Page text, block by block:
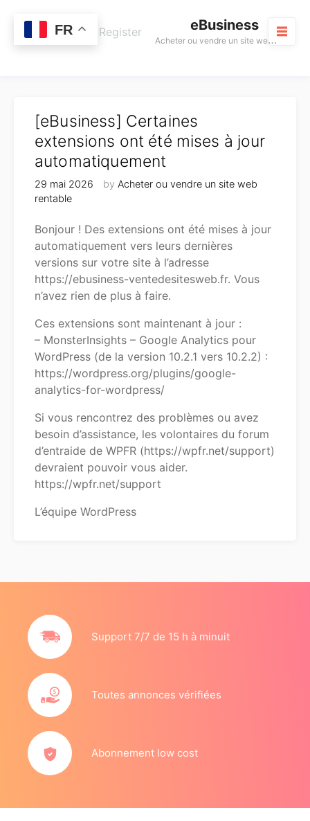
content
eBusiness
A
cheter ou vendre un site web rentable
CartLogin / Register
[eBusiness] Certaines
extensions ont été mises à jour
automatiquement
29 mai 2026 by Acheter ou vendre un site web
rentable
Bonjour ! Des extensions ont été mises à jour
automatiquement vers leurs dernières
versions sur votre site à l’adresse
https://ebusiness-ventedesitesweb.fr. Vous
n’avez rien de plus à faire.
Ces extensions sont maintenant à jour :
– MonsterInsights – Google Analytics pour
WordPress (de la version 10.2.1 vers 10.2.2) :
https://wordpress.org/plugins/google-
analytics-for-wordpress/
Si vous rencontrez des problèmes ou avez
besoin d’assistance, les volontaires du forum
d’entraide de WPFR (https://wpfr.net/support)
devraient pouvoir vous aider.
https://wpfr.net/support
L’équipe WordPress
Support 7/7 de 15 h à minuit
Toutes annonces vérifiées
Abonnement low cost
FR